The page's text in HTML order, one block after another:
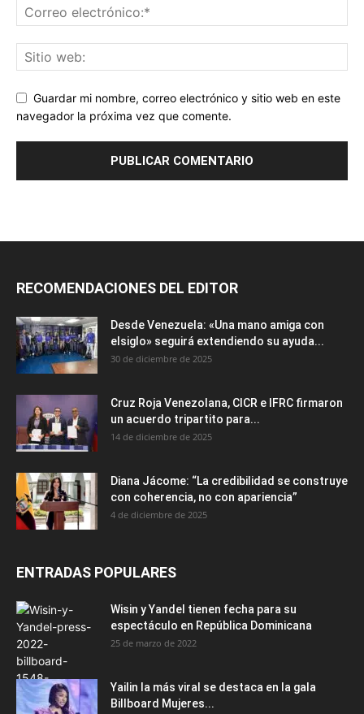
Guardar mi nombre, correo electrónico y sitio web en este
navegador la próxima vez que comente.
RECOMENDACIONES DEL EDITOR
Desde Venezuela: «Una mano amiga con
elsiglo» seguirá extendiendo su ayuda...
30 de diciembre de 2025
Cruz Roja Venezolana, CICR e IFRC firmaron
un acuerdo tripartito para...
14 de diciembre de 2025
Diana Jácome: “La credibilidad se construye
con coherencia, no con apariencia”
4 de diciembre de 2025
ENTRADAS POPULARES
Wisin y Yandel tienen fecha para su
espectáculo en República Dominicana
25 de marzo de 2022
Yailin la más viral se destaca en la gala
Billboard Mujeres...